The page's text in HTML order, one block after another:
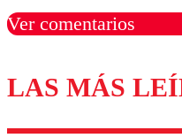
Ver comentarios
Los comentarios son
Nombre
LAS MÁS